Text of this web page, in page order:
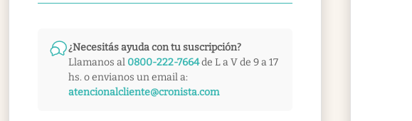
¿Necesitás ayuda con tu suscripción?
Llamanos al 0800-222-7664de L a V de 9 a 17
hs. o envianos un email a:
atencionalcliente@cronista.com